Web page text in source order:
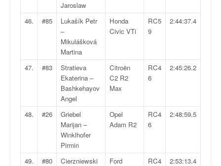
Jaroslaw
46. #85
Lukašík Petr
–
Mikulášková
Martina
Honda
Civic VTi
RC5
9
2:44:37.4
47. #83
Stratieva
Ekaterina –
Bashkehayov
Angel
Citroën
C2 R2
Max
RC4
6
2:45:26.2
48. #26
Griebel
Marijan –
Winklhofer
Pirmin
Opel
Adam R2
RC4
6
2:48:59.5
49. #80
Cierzniewski
Ford
RC4
2:53:13.4